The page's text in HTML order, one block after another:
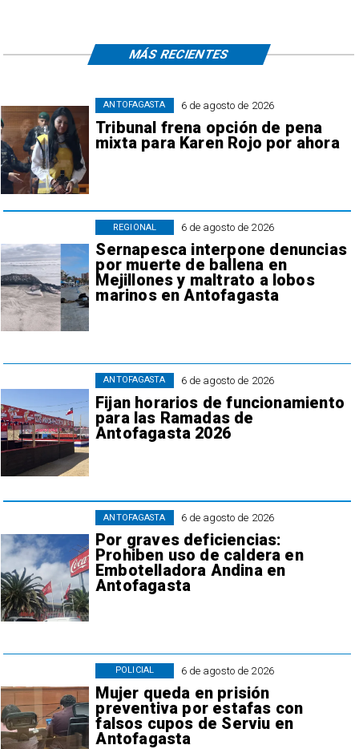
6 de agosto de 2026
Tribunal frena opción de pena
mixta para Karen Rojo por ahora
ANTOFAGASTA
6 de agosto de 2026
Sernapesca interpone denuncias
por muerte de ballena en
Mejillones y maltrato a lobos
marinos en Antofagasta
REGIONAL
6 de agosto de 2026
Fijan horarios de funcionamiento
para las Ramadas de
Antofagasta 2026
ANTOFAGASTA
6 de agosto de 2026
Por graves deficiencias:
Prohiben uso de caldera en
Embotelladora Andina en
Antofagasta
ANTOFAGASTA
6 de agosto de 2026
Mujer queda en prisión
preventiva por estafas con
falsos cupos de Serviu en
Antofagasta
POLICIAL
MÁS RECIENTES